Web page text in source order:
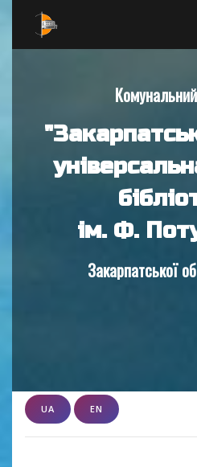
ім. Ф.
Закарпатської
UA EN